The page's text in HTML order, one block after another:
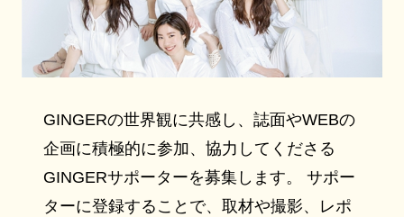
GINGERの世界観に共感し、誌面やWEBの
企画に積極的に参加、協力してくださる
GINGERサポーターを募集します。 サポー
ターに登録することで、取材や撮影、レポ